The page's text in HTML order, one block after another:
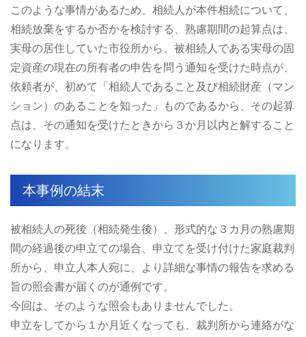
このような事情があるため、相続人が本件相続について、
相続放棄をするか否かを検討する、熟慮期間の起算点は、
実母の居住していた市役所から、被相続人である実母の固
定資産の現在の所有者の申告を問う通知を受けた時点が、
依頼者が、初めて「相続人であること及び相続財産（マン
ション）のあることを知った」ものであるから、その起算
点は、その通知を受けたときから３か月以内と解すること
になります。
本事例の結末
被相続人の死後（相続発生後）、形式的な３カ月の熟慮期
間の経過後の申立ての場合、申立てを受け付けた家庭裁判
所から、申立人本人宛に、より詳細な事情の報告を求める
旨の照会書が届くのが通例です。
今回は、そのような照会もありませんでした。
申立をしてから１か月近くなっても、裁判所から連絡がな